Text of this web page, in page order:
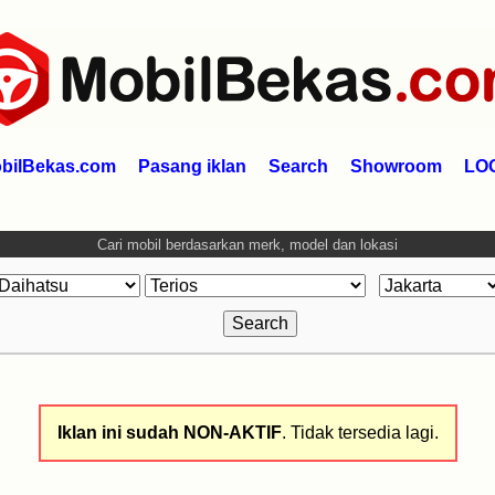
Pasang iklan Search Showroom
Cari mobil berdasarkan merk, model dan lokasi
Iklan ini sudah NON-AKTIF. Tidak tersedia lagi.